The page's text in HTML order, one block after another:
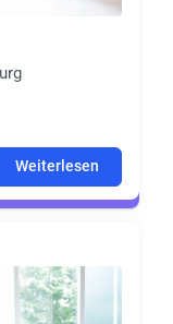
Weiterlesen